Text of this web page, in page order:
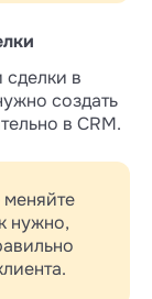
в
создать
в CRM.
меняйте
нужно,